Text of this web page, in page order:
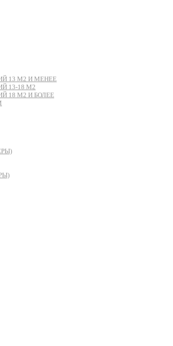
13 М2 И МЕНЕЕ
13-18 М2
18 М2 И БОЛЕЕ